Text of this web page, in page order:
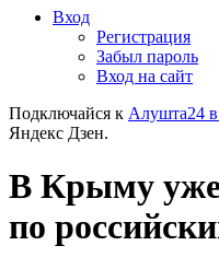
Вход
Регистрация
Забыл пароль
Вход на сайт
Подключайся к Алушта24
Яндекс Дзен.
В Крыму уже
по